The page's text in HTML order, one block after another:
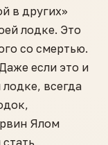
в других»
лодке. Это
со смертью.
если это и
всегда
Ялом